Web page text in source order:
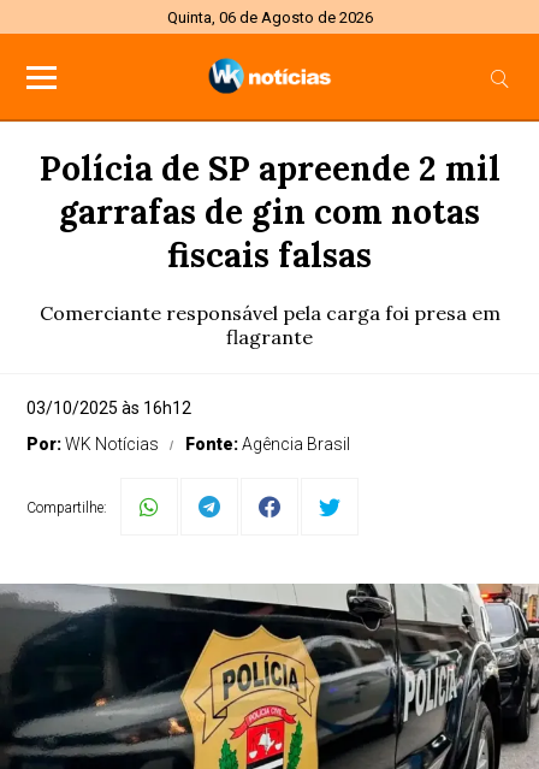
Quinta, 06 de Agosto de 2026
Polícia de SP apreende 2 mil
garrafas de gin com notas
fiscais falsas
Comerciante responsável pela carga foi presa em
flagrante
03/10/2025 às 16h12
Por:WK Notícias Fonte:Agência Brasil
Compartilhe: